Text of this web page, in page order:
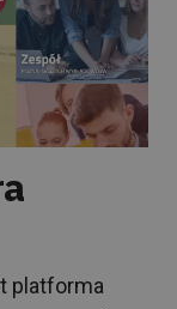
platforma